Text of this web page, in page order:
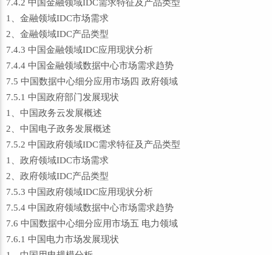
7.4.2 中国金融领域IDC需求特征及产品类型
1、金融领域IDC市场需求
2、金融领域IDC产品类型
7.4.3 中国金融领域IDC应用现状分析
7.4.4 中国金融领域数据中心市场需求趋势
7.5 中国数据中心细分应用市场四 政府领域
7.5.1 中国政府部门发展现状
1、中国政务云发展概述
2、中国电子政务发展概述
7.5.2 中国政府领域IDC需求特征及产品类型
1、政府领域IDC市场需求
2、政府领域IDC产品类型
7.5.3 中国政府领域IDC应用现状分析
7.5.4 中国政府领域数据中心市场需求趋势
7.6 中国数据中心细分应用市场五 电力领域
7.6.1 中国电力市场发展现状